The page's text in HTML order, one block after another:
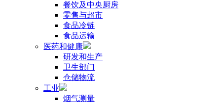
餐饮及中央厨房
零售与超市
食品冷链
食品运输
医药和健康
研发和生产
卫生部门
仓储物流
工业
烟气测量